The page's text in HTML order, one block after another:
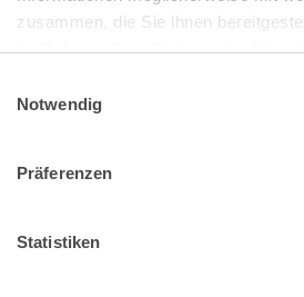
zusammen, die Sie ihnen
im Rahmen Ihrer Nutzung der
Impressum
Notwendig
Präferenzen
Statistiken
Pressemitteilungen|AGB
Impressum|Datenschutz
Muster Widerrufsformular (PDF)